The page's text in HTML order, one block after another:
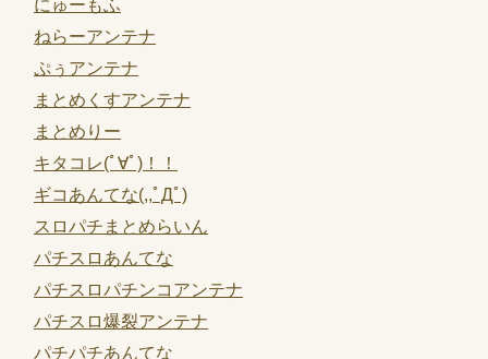
にゅーもふ
ねらーアンテナ
ぷぅアンテナ
まとめくすアンテナ
まとめりー
キタコレ(ﾟ∀ﾟ)！！
ギコあんてな(,,ﾟДﾟ)
スロパチまとめらいん
パチスロあんてな
パチスロパチンコアンテナ
パチスロ爆裂アンテナ
パチパチあんてな